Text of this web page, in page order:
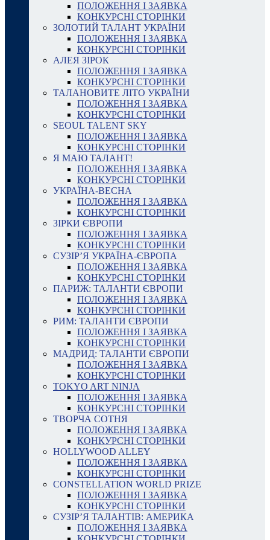
ПОЛОЖЕННЯ І ЗАЯВКА
КОНКУРСНІ СТОРІНКИ
ЗОЛОТИЙ ТАЛАНТ УКРАЇНИ
ПОЛОЖЕННЯ І ЗАЯВКА
КОНКУРСНІ СТОРІНКИ
АЛЕЯ ЗІРОК
ПОЛОЖЕННЯ І ЗАЯВКА
КОНКУРСНІ СТОРІНКИ
ТАЛАНОВИТЕ ЛІТО УКРАЇНИ
ПОЛОЖЕННЯ І ЗАЯВКА
КОНКУРСНІ СТОРІНКИ
SEOUL TALENT SKY
ПОЛОЖЕННЯ І ЗАЯВКА
КОНКУРСНІ СТОРІНКИ
Я МАЮ ТАЛАНТ!
ПОЛОЖЕННЯ І ЗАЯВКА
КОНКУРСНІ СТОРІНКИ
УКРАЇНА-ВЕСНА
ПОЛОЖЕННЯ І ЗАЯВКА
КОНКУРСНІ СТОРІНКИ
ЗІРКИ ЄВРОПИ
ПОЛОЖЕННЯ І ЗАЯВКА
КОНКУРСНІ СТОРІНКИ
СУЗІР’Я УКРАЇНА-ЄВРОПА
ПОЛОЖЕННЯ І ЗАЯВКА
КОНКУРСНІ СТОРІНКИ
ПАРИЖ: ТАЛАНТИ ЄВРОПИ
ПОЛОЖЕННЯ І ЗАЯВКА
КОНКУРСНІ СТОРІНКИ
РИМ: ТАЛАНТИ ЄВРОПИ
ПОЛОЖЕННЯ І ЗАЯВКА
КОНКУРСНІ СТОРІНКИ
МАДРИД: ТАЛАНТИ ЄВРОПИ
ПОЛОЖЕННЯ І ЗАЯВКА
КОНКУРСНІ СТОРІНКИ
TOKYO ART NINJA
ПОЛОЖЕННЯ І ЗАЯВКА
КОНКУРСНІ СТОРІНКИ
ТВОРЧА СОТНЯ
ПОЛОЖЕННЯ І ЗАЯВКА
КОНКУРСНІ СТОРІНКИ
HOLLYWOOD ALLEY
ПОЛОЖЕННЯ І ЗАЯВКА
КОНКУРСНІ СТОРІНКИ
CONSTELLATION WORLD PRIZE
ПОЛОЖЕННЯ І ЗАЯВКА
КОНКУРСНІ СТОРІНКИ
СУЗІР’Я ТАЛАНТІВ: АМЕРИКА
ПОЛОЖЕННЯ І ЗАЯВКА